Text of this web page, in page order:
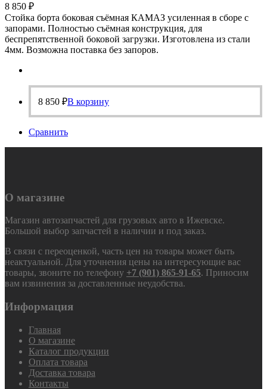
8 850 ₽
Стойка борта боковая съёмная КАМАЗ усиленная в сборе с
запорами. Полностью съёмная конструкция, для
беспрепятственной боковой загрузки. Изготовлена из стали
4мм. Возможна поставка без запоров.
8 850 ₽В корзину
Сравнить
О магазине
Магазин автозапчастей для грузовых авто в Ижевске.
Большой выбор запчастей в наличии и под заказ.
В связи с переоценкой, часть цен на товары может быть
неактуальной. Для уточнения цены на интересующие вас
товары, звоните по телефону +7 (901) 865-91-65. Приносим
вам извинения за доставленные неудобства.
Информация
Главная
О магазине
Каталог продукции
Оплата товара
Доставка товара
Контакты